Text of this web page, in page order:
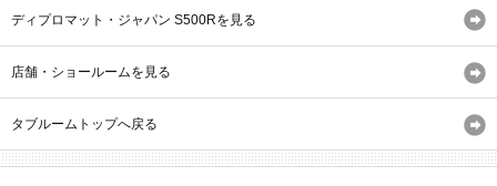
ディプロマット・ジャパン S500Rを見る
店舗・ショールームを見る
タブルームトップへ戻る